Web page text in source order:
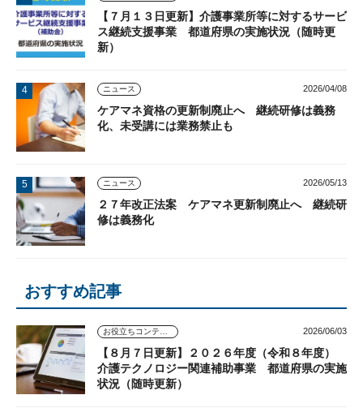
【７月１３日更新】介護事業所等に対するサービ
ス継続支援事業 都道府県の実施状況（随時更
新）
ニュース 2026/04/08
ケアマネ資格の更新制廃止へ 継続研修は義務
化、未受講には業務禁止も
ニュース 2026/05/13
２７年改正法案 ケアマネ更新制廃止へ 継続研
修は義務化
おすすめ記事
2026/06/03
【８月７日更新】２０２６年度（令和８年度）
介護テクノロジー関連補助事業 都道府県の実施
状況（随時更新）